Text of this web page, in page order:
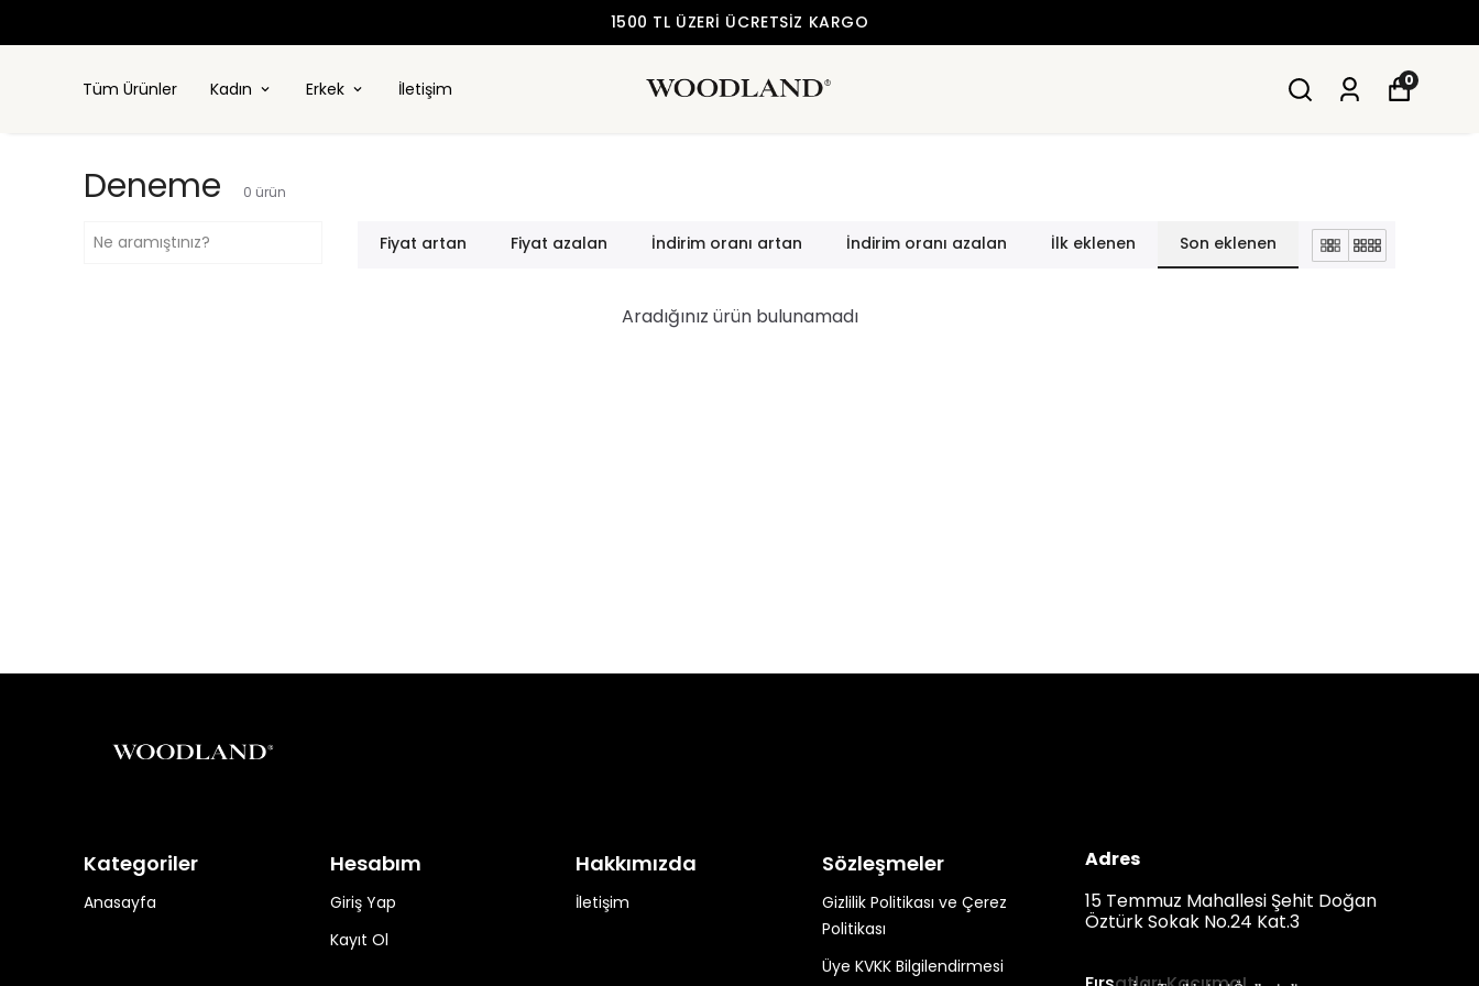
Tüm Ürünler Kadın Erkek İletişim 0
Deneme 0 ürün
Fiyat artan Fiyat azalan İndirim oranı artan İndirim oranı azalan İlk eklenen Son eklenen
Aradığınız ürün bulunamadı
Kategoriler
Anasayfa
Hesabım
Giriş Yap
Kayıt Ol
Hakkımızda
İletişim
Sözleşmeler
Gizlilik Politikası ve Çerez
Politikası
Üye KVKK Bilgilendirmesi
Adres
15 Temmuz Mahallesi Şehit Doğan
Öztürk Sokak No.24 Kat.3